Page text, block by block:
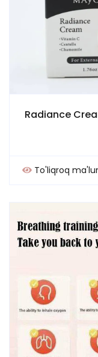
Radiance
To'liqroq